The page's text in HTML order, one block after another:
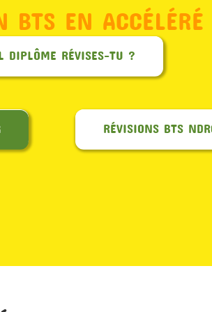
BTS EN
DIPLÔME RÉVISES-TU ?
RÉVISIONS BTS